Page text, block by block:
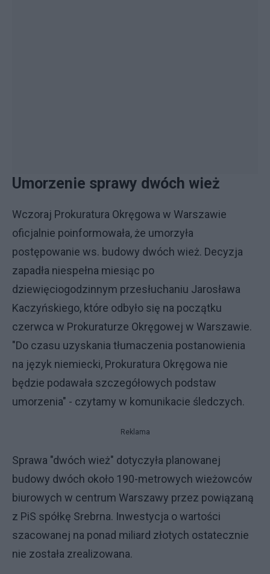
Umorzenie sprawy dwóch wież
Wczoraj Prokuratura Okręgowa w Warszawie
oficjalnie poinformowała, że umorzyła
postępowanie ws. budowy dwóch wież. Decyzja
zapadła niespełna miesiąc po
dziewięciogodzinnym przesłuchaniu Jarosława
Kaczyńskiego, które odbyło się na początku
czerwca w Prokuraturze Okręgowej w Warszawie.
"Do czasu uzyskania tłumaczenia postanowienia
na język niemiecki, Prokuratura Okręgowa nie
będzie podawała szczegółowych podstaw
umorzenia" - czytamy w komunikacie śledczych.
Reklama
Sprawa "dwóch wież" dotyczyła planowanej
budowy dwóch około 190-metrowych wieżowców
biurowych w centrum Warszawy przez powiązaną
z PiS spółkę Srebrna. Inwestycja o wartości
szacowanej na ponad miliard złotych ostatecznie
nie została zrealizowana.